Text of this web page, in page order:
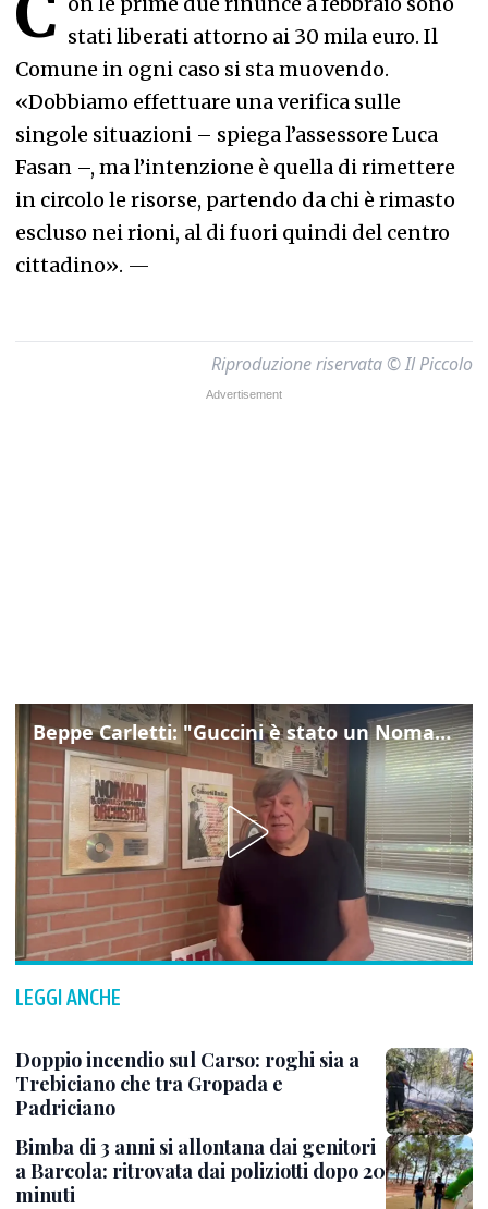
stati liberati attorno ai 30 mila euro. Il
Comune in ogni caso si sta muovendo.
«Dobbiamo effettuare una verifica sulle
singole situazioni – spiega l’assessore Luca
Fasan –, ma l’intenzione è quella di rimettere
in circolo le risorse, partendo da chi è rimasto
escluso nei rioni, al di fuori quindi del centro
cittadino». —
Riproduzione riservata © Il Piccolo
Beppe Carletti: "Guccini è stato un Nomade"
LEGGI ANCHE
Doppio incendio sul Carso: roghi sia a
Trebiciano che tra Gropada e
Padriciano
Bimba di 3 anni si allontana dai genitori
a Barcola: ritrovata dai poliziotti dopo 20
minuti